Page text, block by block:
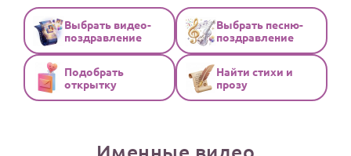
Открытки
Стихи и тексты
ПРАЗДНИКИ
С Днем рождения
ОТЗЫВЫВыбрать видео-
поздравление
Выбрать песню-
поздравление
Подобрать
открытку
Найти стихи и
прозу